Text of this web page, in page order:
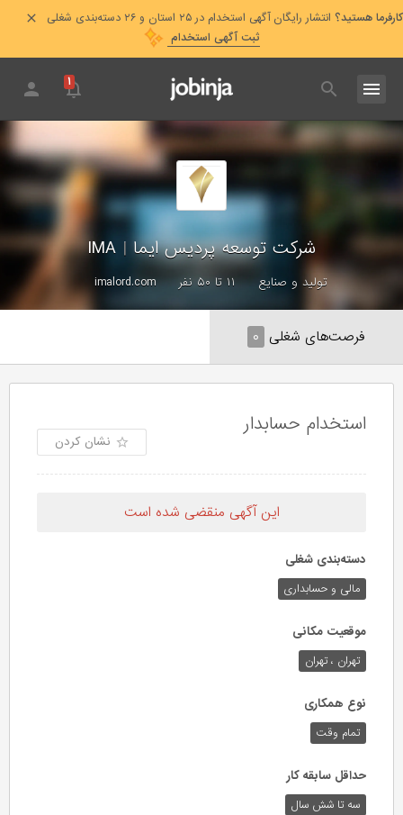
کارفرما هستید؟ انتشار رایگان آگهی استخدام در ۲۵ استان و ۲۶ دسته‌بندی شغلی
ثبت آگهی استخدام
۱
شرکت توسعه پردیس ایما |
تولید و صنایع ۱۱ تا ۵۰ نفر imalord.com
فرصت‌های شغلی ۰
استخدام حسابدار
نشان کردن
این آگهی منقضی شده است
دسته‌بندی شغلی
مالی و حسابداری
موقعیت مکانی
تهران ، تهران
نوع همکاری
تمام وقت
حداقل سابقه کار
سه تا شش سال